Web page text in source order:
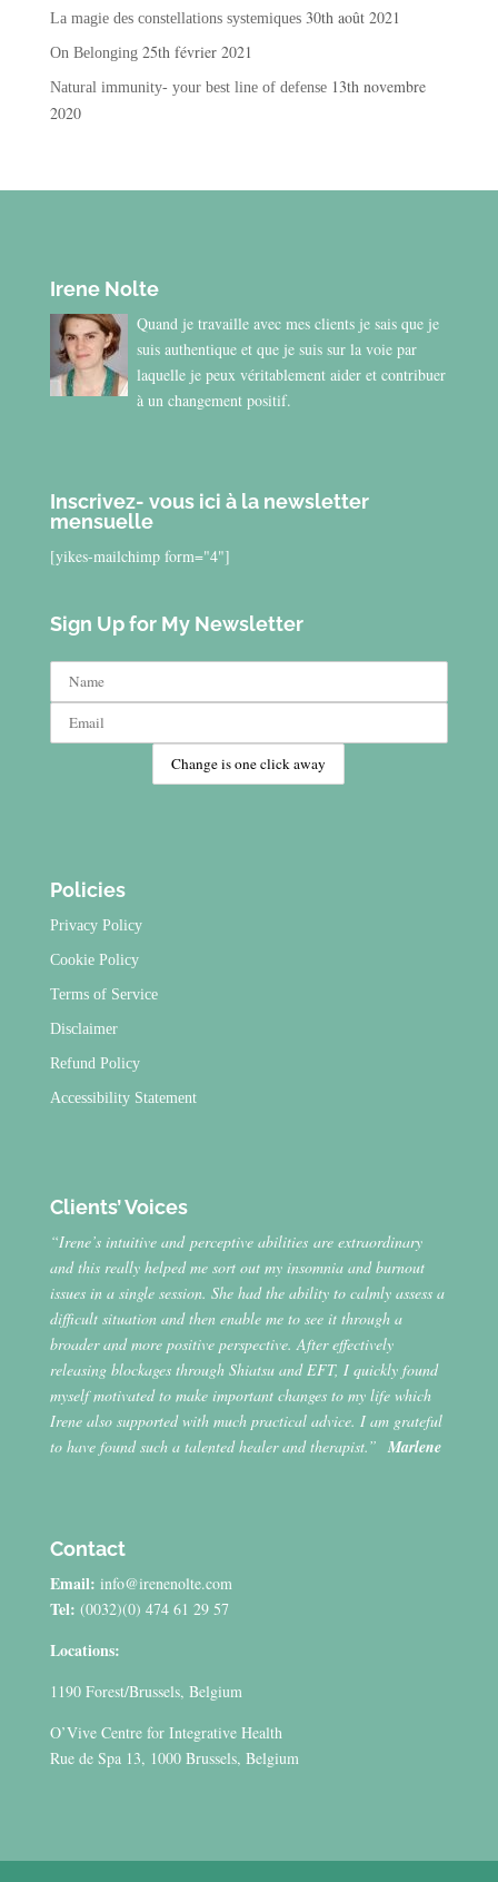
La magie des constellations systemiques 30th août 2021
On Belonging 25th février 2021
Natural immunity- your best line of defense 13th novembre
2020
Irene Nolte
Quand je travaille avec mes clients je sais que je
suis authentique et que je suis sur la voie par
laquelle je peux véritablement aider et contribuer
à un changement positif.
Inscrivez- vous ici à la newsletter
mensuelle
[yikes-mailchimp form="4"]
Sign Up for My Newsletter
Policies
Privacy Policy
Cookie Policy
Terms of Service
Disclaimer
Refund Policy
Accessibility Statement
Clients’ Voices
“Irene’s intuitive and perceptive abilities are extraordinary
and this really helped me sort out my insomnia and burnout
issues in a single session. She had the ability to calmly assess a
difficult situation and then enable me to see it through a
broader and more positive perspective. After effectively
releasing blockages through Shiatsu and EFT, I quickly found
myself motivated to make important changes to my life which
Irene also supported with much practical advice. I am grateful
to have found such a talented healer and therapist.” Marlene
Contact
Email: info@irenenolte.com
Tel: (0032)(0) 474 61 29 57
Locations:
1190 Forest/Brussels, Belgium
O’Vive Centre for Integrative Health
Rue de Spa 13, 1000 Brussels, Belgium